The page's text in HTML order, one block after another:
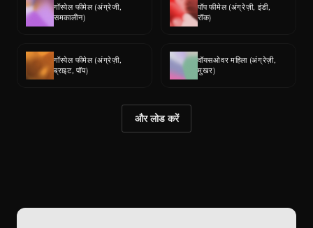
गॉस्पेल फीमेल (अंग्रेजी,
समकालीन)
पॉप फीमेल (अंग्रेज़ी, इंडी,
रॉक)
गॉस्पेल फीमेल (अंग्रेज़ी,
ब्राइट, पॉप)
वॉयसओवर महिला (अंग्रेज़ी,
मुखर)
और लोड करें